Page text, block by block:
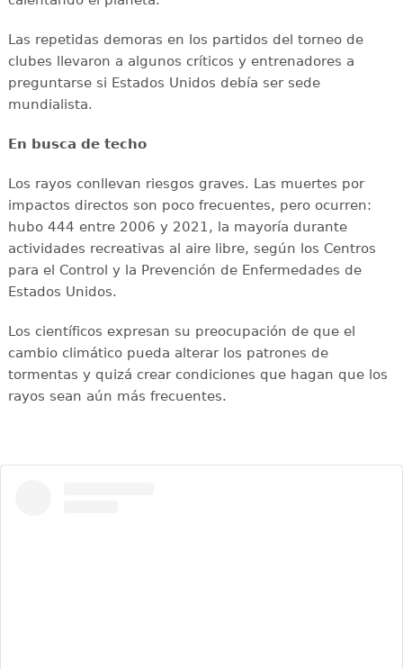
Las repetidas demoras en los partidos del torneo de
clubes llevaron a algunos críticos y entrenadores a
preguntarse si Estados Unidos debía ser sede
mundialista.
En busca de techo
Los rayos conllevan riesgos graves. Las muertes por
impactos directos son poco frecuentes, pero ocurren:
hubo 444 entre 2006 y 2021, la mayoría durante
actividades recreativas al aire libre, según los Centros
para el Control y la Prevención de Enfermedades de
Estados Unidos.
Los científicos expresan su preocupación de que el
cambio climático pueda alterar los patrones de
tormentas y quizá crear condiciones que hagan que los
rayos sean aún más frecuentes.